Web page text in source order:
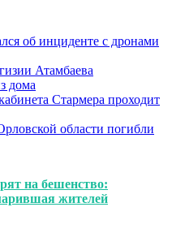
об инциденте с дронами
Атамбаева
дома
Стармера проходит
области погибли
на бешенство:
жителей